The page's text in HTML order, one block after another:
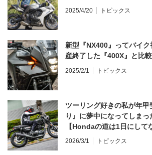
2025/4/20 トピックス
新型『NX400』ってバイ
産終了した『400X』と比
2025/2/1 トピックス
ツーリング好きの私が年
り』に夢中になってしま
【Hondaの道は1日にして
ンプレ・レビュー 前編】
2026/3/1 トピックス